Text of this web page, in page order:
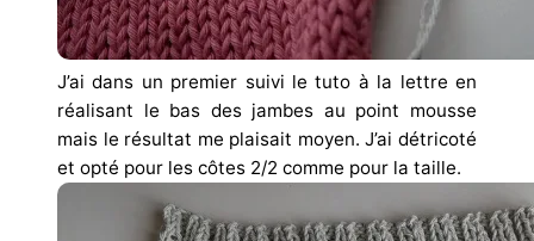
J’ai dans un premier suivi le tuto à la lettre en
réalisant le bas des jambes au point mousse
mais le résultat me plaisait moyen. J’ai détricoté
et opté pour les côtes 2/2 comme pour la taille.